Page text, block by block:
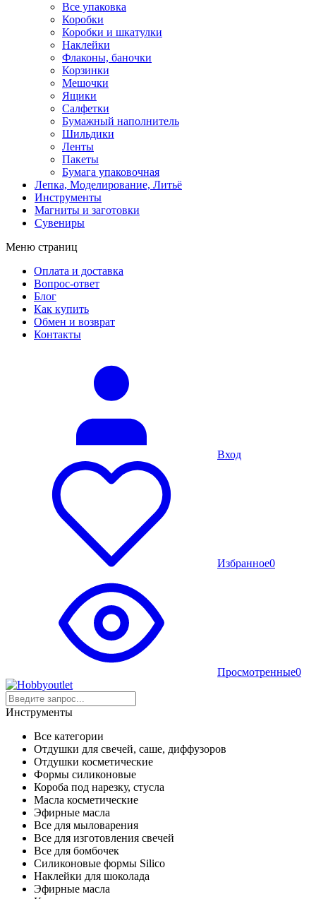
Все упаковка
Коробки
Коробки и шкатулки
Наклейки
Флаконы, баночки
Корзинки
Мешочки
Ящики
Салфетки
Бумажный наполнитель
Шильдики
Ленты
Пакеты
Бумага упаковочная
Лепка, Моделирование, Литьё
Инструменты
Магниты и заготовки
Сувениры
Меню страниц
Оплата и доставка
Вопрос-ответ
Блог
Как купить
Обмен и возврат
Контакты
Вход
Избранное0
Просмотренные0
Инструменты
Все категории
Отдушки для свечей, саше, диффузоров
Отдушки косметические
Формы силиконовые
Короба под нарезку, стусла
Масла косметические
Эфирные масла
Все для мыловарения
Все для изготовления свечей
Все для бомбочек
Силиконовые формы Silico
Наклейки для шоколада
Эфирные масла